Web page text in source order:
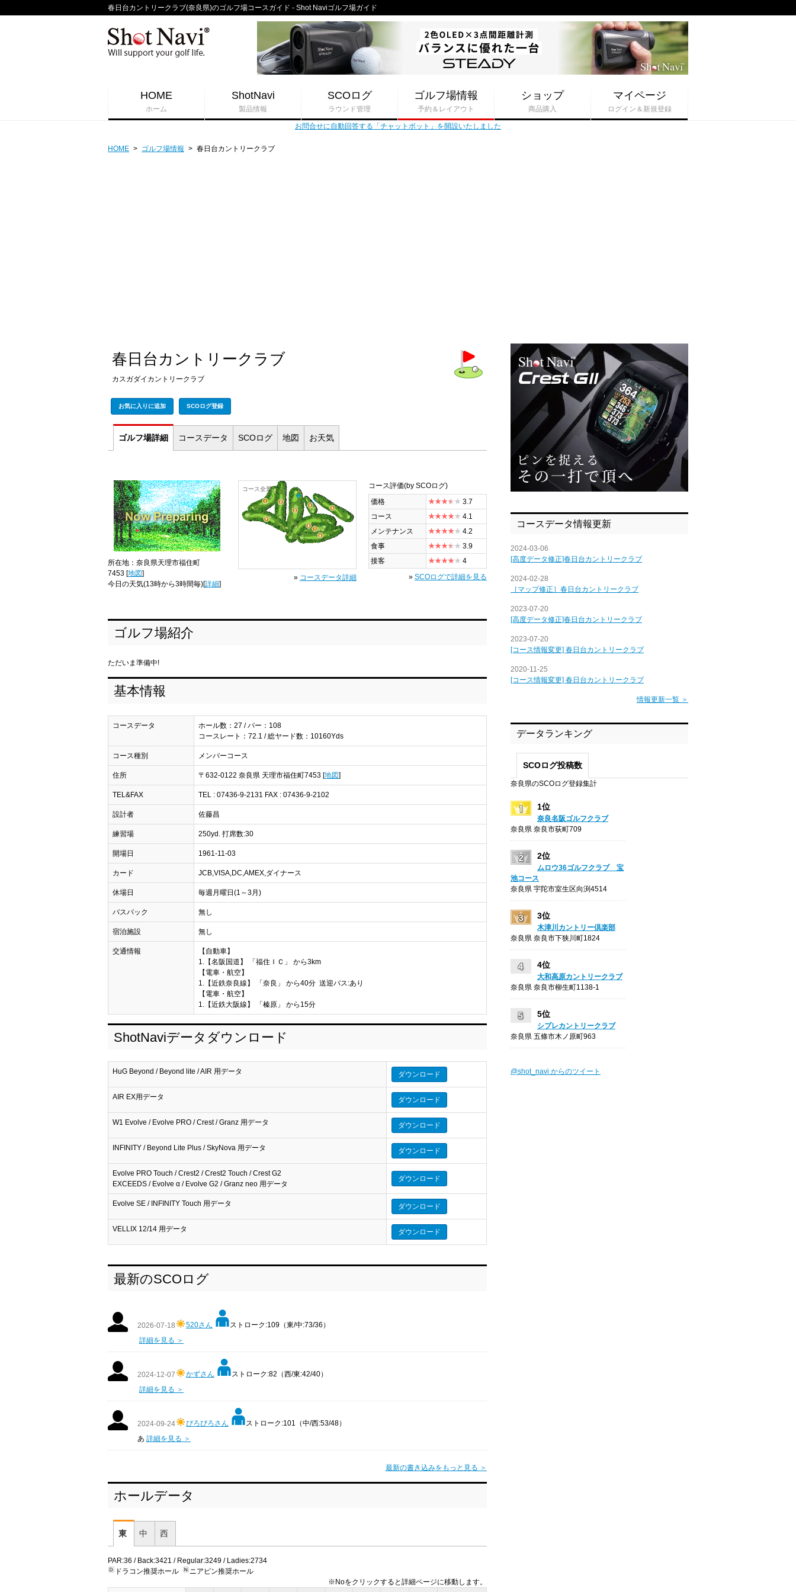
春日台カントリークラブ(奈良県)のゴルフ場コースガイド - Shot Naviゴルフ場ガイド
HOME
ホーム
ShotNavi
製品情報
SCOログ
ラウンド管理
ゴルフ場情報
予約＆レイアウト
ショップ
商品購入
マイページ
ログイン＆新規登録
お問合せに自動回答する「チャットボット」を開設いたしました
HOME > ゴルフ場情報 > 春日台カントリークラブ
春日台カントリークラブ
カスガダイカントリークラブ
お気に入りに追加 SCOログ登録
ゴルフ場詳細 コースデータ SCOログ 地図 お天気
所在地：奈良県天理市福住町
7453 [地図]
今日の天気(13時から3時間毎)[詳細]
コース全景
» コースデータ詳細
コース評価(by SCOログ)
価格
3.7
コース
4.1
メンテナンス
4.2
食事
3.9
接客
4
» SCOログで詳細を見る
ゴルフ場紹介
ただいま準備中!
基本情報
コースデータ
ホール数：27 / パー：108
コースレート：72.1 / 総ヤード数：10160Yds
コース種別 メンバーコース
住所 〒632-0122 奈良県 天理市福住町7453 [地図]
TEL&FAX TEL : 07436-9-2131 FAX : 07436-9-2102
設計者 佐藤昌
練習場 250yd. 打席数:30
開場日 1961-11-03
カード JCB,VISA,DC,AMEX,ダイナース
休場日 毎週月曜日(1～3月)
バスパック 無し
宿泊施設 無し
交通情報
【自動車】
1.【名阪国道】 「福住ＩＣ」 から3km
【電車・航空】
1.【近鉄奈良線】 「奈良」 から40分 送迎バス:あり
【電車・航空】
1.【近鉄大阪線】 「榛原」 から15分
ShotNaviデータダウンロード
HuG Beyond / Beyond lite / AIR 用データ ダウンロード
AIR EX用データ ダウンロード
W1 Evolve / Evolve PRO / Crest / Granz 用データ ダウンロード
INFINITY / Beyond Lite Plus / SkyNova 用データ ダウンロード
Evolve PRO Touch / Crest2 / Crest2 Touch / Crest G2
EXCEEDS / Evolve α / Evolve G2 / Granz neo 用データ
ダウンロード
Evolve SE / INFINITY Touch 用データ ダウンロード
VELLIX 12/14 用データ ダウンロード
最新のSCOログ
2026-07-18 520さん
ストローク:109（東/中:73/36）
詳細を見る ＞
2024-12-07 かずさん
ストローク:82（西/東:42/40）
詳細を見る ＞
2024-09-24 ぴろぴろさん
ストローク:101（中/西:53/48）
あ 詳細を見る ＞
最新の書き込みをもっと見る ＞
ホールデータ
東 中 西
PAR:36 / Back:3421 / Regular:3249 / Ladies:2734
ドラコン推奨ホール
ニアピン推奨ホール
※Noをクリックすると詳細ページに移動します。
コースデータ情報更新
2024-03-06
[高度データ修正]春日台カントリークラブ
2024-02-28
［マップ修正］春日台カントリークラブ
2023-07-20
[高度データ修正]春日台カントリークラブ
2023-07-20
[コース情報変更] 春日台カントリークラブ
2020-11-25
[コース情報変更] 春日台カントリークラブ
情報更新一覧 ＞
データランキング
SCOログ投稿数
奈良県のSCOログ登録集計
1位
奈良名阪ゴルフクラブ
奈良県 奈良市荻町709
2位
ムロウ36ゴルフクラブ 宝
池コース
奈良県 宇陀市室生区向渕4514
3位
木津川カントリー倶楽部
奈良県 奈良市下狭川町1824
4位
大和高原カントリークラブ
奈良県 奈良市柳生町1138-1
5位
シプレカントリークラブ
奈良県 五條市木ノ原町963
@shot_navi からのツイート